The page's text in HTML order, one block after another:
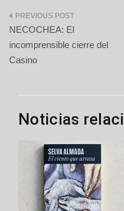
Navegación
de
entradas
NECOCHEA: El
incomprensible cierre del
Casino
Noticias